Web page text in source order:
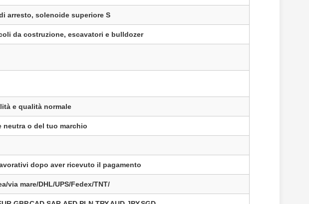
arresto, solenoide superiore S
da costruzione, escavatori e bulldozer
e qualità normale
neutra o del tuo marchio
dopo aver ricevuto il pagamento
via mare/DHL/UPS/Fedex/TNT/